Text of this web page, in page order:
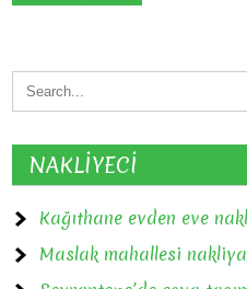
NAKLİYECİ
Kağıthane evden eve
Maslak mahallesi